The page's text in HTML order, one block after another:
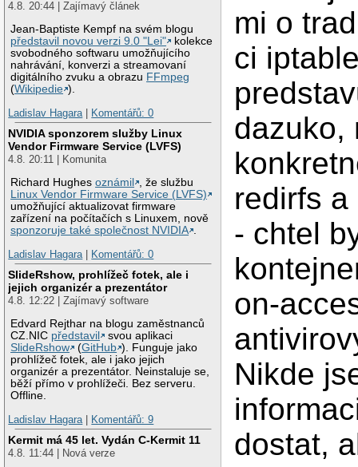
4.8. 20:44 | Zajímavý článek
Jean-Baptiste Kempf na svém blogu
představil novou verzi 9.0 "Lei"
kolekce
svobodného softwaru umožňujícího
nahrávání, konverzi a streamovaní
digitálního zvuku a obrazu FFmpeg
(Wikipedie ).
Ladislav Hagara
Komentářů: 0
NVIDIA sponzorem služby Linux
Vendor Firmware Service (LVFS)
4.8. 20:11 | Komunita
Richard Hughesoznámil
, že službu
Linux Vendor Firmware Service (LVFS)
umožňující aktualizovat firmware
zařízení na počítačích s Linuxem, nově
sponzoruje také společnost NVIDIA .
Ladislav Hagara | Komentářů: 0
SlideRshow, prohlížeč fotek, ale i
jejich organizér a prezentátor
4.8. 12:22 | Zajímavý software
Edvard Rejthar na blogu zaměstnanců
CZ.NIC představil
svou aplikaci
SlideRshow
(GitHub ). Funguje jako
prohlížeč fotek, ale i jako jejich
organizér a prezentátor. Neinstaluje se,
běží přímo v prohlížeči. Bez serveru.
Offline.
Ladislav Hagara | Komentářů: 9
Kermit má 45 let. Vydán C-Kermit 11
4.8. 11:44 | Nová verze
mi o
ci
dazuko,
redirfs
- chtel
on-
Nikde
dostat,